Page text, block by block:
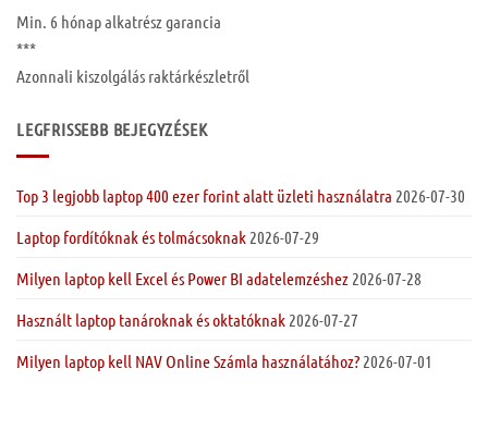
Min. 6 hónapalkatrész garancia
***
Azonnali kiszolgálás raktárkészletről
LEGFRISSEBB BEJEGYZÉSEK
Top 3 legjobb laptop 400 ezer forint alatt üzleti használatra 2026-07-30
Laptop fordítóknak és tolmácsoknak 2026-07-29
Milyen laptop kell Excel és Power BI adatelemzéshez 2026-07-28
Használt laptop tanároknak és oktatóknak 2026-07-27
Milyen laptop kell NAV Online Számla használatához? 2026-07-01